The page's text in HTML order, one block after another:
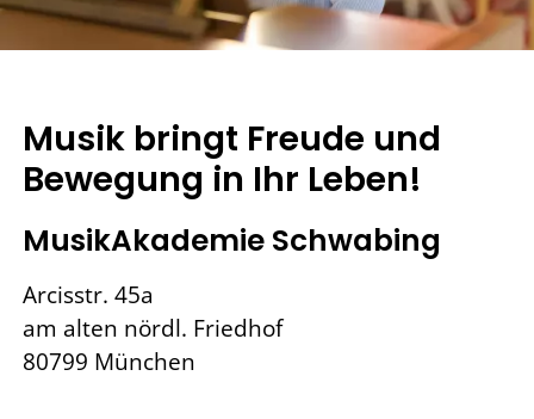
Musik bringt Freude und
Bewegung in Ihr Leben!
MusikAkademie Schwabing
Arcisstr. 45a
am alten nördl. Friedhof
80799 München